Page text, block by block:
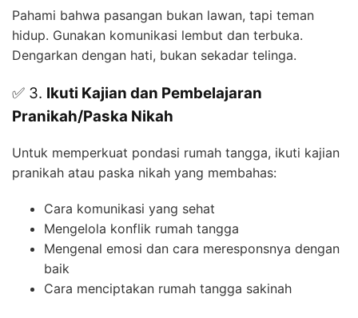
Pahami bahwa pasangan bukan lawan, tapi teman
hidup. Gunakan komunikasi lembut dan terbuka.
Dengarkan dengan hati, bukan sekadar telinga.
✅ 3. Ikuti Kajian dan Pembelajaran
Pranikah/Paska Nikah
Untuk memperkuat pondasi rumah tangga, ikuti kajian
pranikah atau paska nikah yang membahas:
Cara komunikasi yang sehat
Mengelola konflik rumah tangga
Mengenal emosi dan cara meresponsnya dengan
baik
Cara menciptakan rumah tangga sakinah